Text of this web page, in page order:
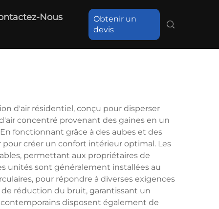
Nous
Obtenir un
devis
d'air résidentiel, conçu pour disperser
concentré provenant des gaines en un
fonctionnant grâce à des aubes et des
créer un confort intérieur optimal. Les
permettant aux propriétaires de
unités sont généralement installées au
pour répondre à diverses exigences
réduction du bruit, garantissant un
disposent également de